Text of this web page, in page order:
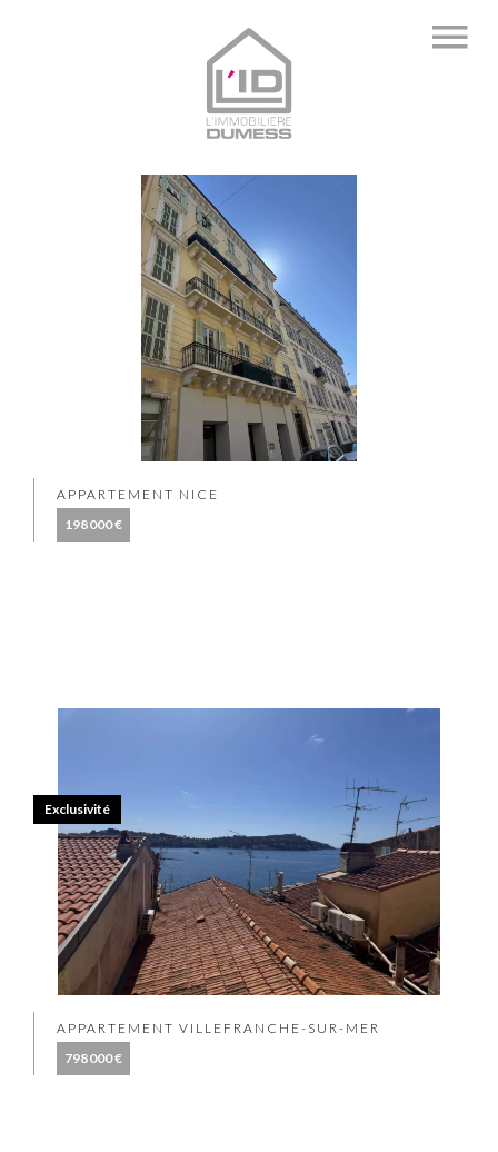
APPARTEMENT NICE
198 000 €
APPARTEMENT VILLEFRANCHE-SUR-MER
798 000 €
Exclusivité